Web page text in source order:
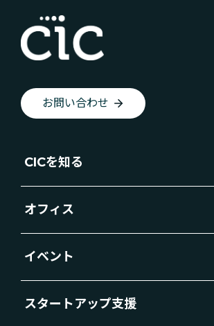
お問い合わせ
CICを知る
オフィス
イベント
スタートアップ支援